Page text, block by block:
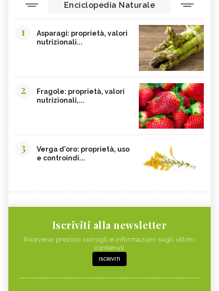
Enciclopedia Naturale
1
Asparagi: proprietà, valori
nutrizionali...
2
Fragole: proprietà, valori
nutrizionali,...
3
Verga d'oro: proprietà, uso
e controindi...
Iscriviti alla newsletter
Riceverai preziosi consigli e informazioni sugli ultimi
contenuti
ISCRIVITI